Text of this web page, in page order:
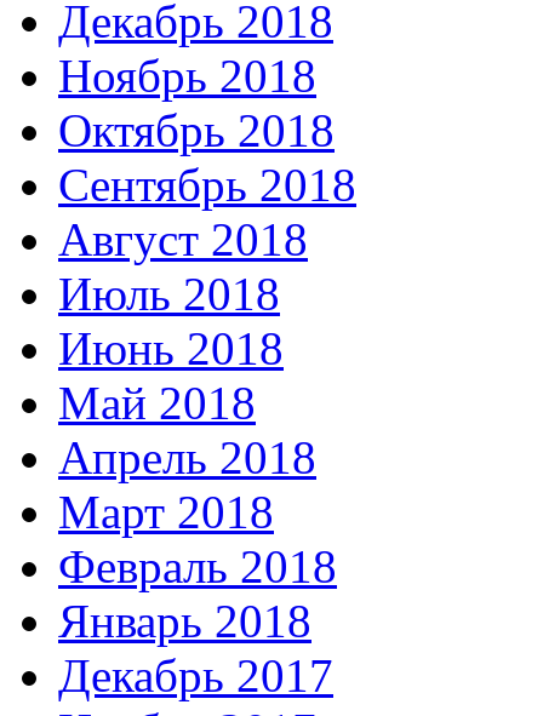
Декабрь 2018
Ноябрь 2018
Октябрь 2018
Сентябрь 2018
Август 2018
Июль 2018
Июнь 2018
Май 2018
Апрель 2018
Март 2018
Февраль 2018
Январь 2018
Декабрь 2017